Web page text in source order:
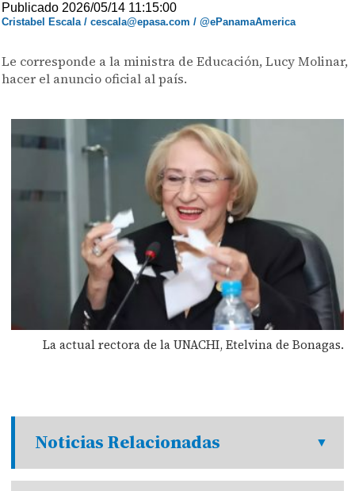
Publicado 2026/05/14 11:15:00
Cristabel Escala / cescala@epasa.com / @ePanamaAmerica
Le corresponde a la ministra de Educación, Lucy Molinar,
hacer el anuncio oficial al país.
La actual rectora de la UNACHI, Etelvina de Bonagas.
Noticias Relacionadas